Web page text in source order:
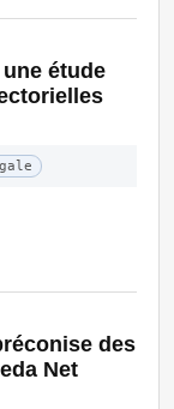
étude
des
Net